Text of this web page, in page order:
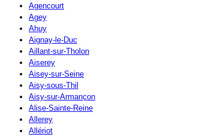
Agencourt
Agey
Ahuy
Aignay-le-Duc
Aillant-sur-Tholon
Aiserey
Aisey-sur-Seine
Aisy-sous-Thil
Aisy-sur-Armançon
Alise-Sainte-Reine
Allerey
Allériot